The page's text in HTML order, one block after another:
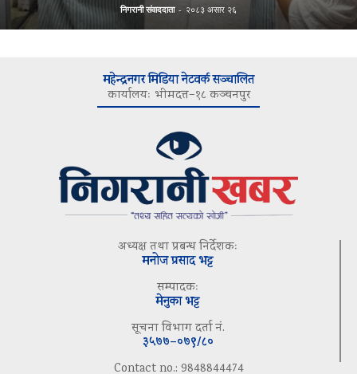
निगरानी संवाददाता - २०८३ असार २६
महेन्द्रनगर मिडिया नेटवर्क सञ्चालित
कार्यालयः भीमदत्त–१८ कञ्चनपुर
अध्यक्ष तथा प्रबन्ध निर्देशकः
मनोज प्रसाद भट्ट
सम्पादकः
मेनुका भट्ट
सूचना विभाग दर्ता नं.
३५७७–०७९/८०
Contact no.: 9848844474